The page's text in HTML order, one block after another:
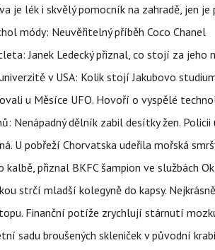
je lék i skvělý pomocník na zahradě, jen
módy: Neuvěřitelný příběh Coco Chanel
Janek Ledecký přiznal, co stojí za jeho
v USA: Kolik stojí Jakubovo
u Měsíce UFO. Hovoří o vyspělé
Nenápadný dělník zabil desítky žen.
U pobřeží Chorvatska udeřila mořská
kalbě, přiznal BKFC šampion ve službách
strčí mladší kolegyně do kapsy.
Finanční potíže zrychlují stárnutí
sadu broušených skleniček v původní